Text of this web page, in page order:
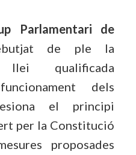
Parlamentari de
de ple la
qualificada
dels
el principi
per la Constitució
proposades